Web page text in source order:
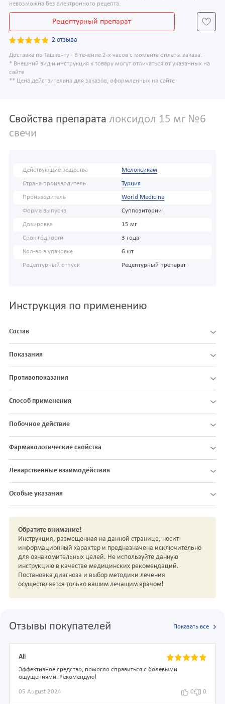
невозможна без электронного рецепта.
Рецептурный препарат
2 отзыва
Доставка по Ташкенту - В течение 2-х часов с момента оплаты заказа.
* Внешний вид и инструкция к товару могут отличаться от указанных на
сайте
** Цена действительна для заказов, оформленных на сайте
Свойства препарата локсидол 15 мг №6
свечи
Действующие вещества Мелоксикам
Страна производитель Турция
Производитель World Medicine
Форма выпуска Суппозитории
Дозировка 15 мг
Срок годности 3 года
Кол-во в упаковке 6 шт
Рецептурный отпуск Рецептурный препарат
Инструкция по применению
Состав
Показания
Противопоказания
Способ применения
Побочное действие
Фармакологические свойства
Лекарственные взаимодействия
Особые указания
Обратите внимание!
Инструкция, размещенная на данной странице, носит
информационный характер и предназначена исключительно
для ознакомительных целей. Не используйте данную
инструкцию в качестве медицинских рекомендаций.
Постановка диагноза и выбор методики лечения
осуществляется только вашим лечащим врачом!
Отзывы покупателей Показать все
Ali
Эффективное средство, помогло справиться с болевыми
ощущениями. Рекомендую!
05 August 2024 0 0